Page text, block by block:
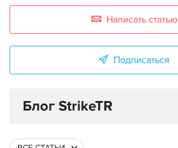
Написать статью
Подписаться
Блог StrikeTR